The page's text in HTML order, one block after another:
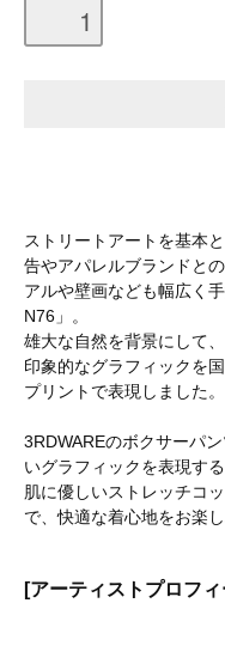
ストリートアートを基本
告やアパレルブランドと
アルや壁画なども幅広く
N76」。
雄大な自然を背景にして
印象的なグラフィックを
プリントで表現しました。
3RDWAREのボクサーパ
いグラフィックを表現す
肌に優しいストレッチコ
で、快適な着心地をお楽
[アーティストプロフ